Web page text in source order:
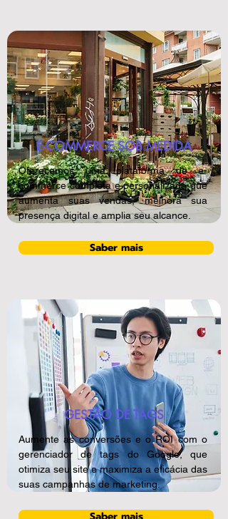
Oferecemos uma plataforma de e-
commerce completa e personalizada que
aumenta suas vendas, melhora sua
presença digital e amplia seu alcance.
Saber mais
E-COMMERCE SOB MEDIDA
Aumente as conversões e o ROI com o
gerenciador de tags do Google, que
otimiza seu site e maximiza a eficácia das
suas campanhas de marketing.
GESTÃO DE TAGS